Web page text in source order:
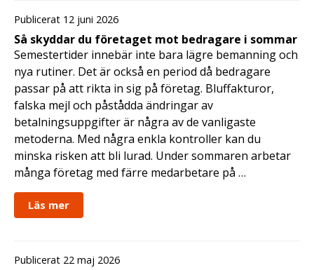
Publicerat 12 juni 2026
Så skyddar du företaget mot bedragare i sommar
Semestertider innebär inte bara lägre bemanning och
nya rutiner. Det är också en period då bedragare
passar på att rikta in sig på företag. Bluffakturor,
falska mejl och påstådda ändringar av
betalningsuppgifter är några av de vanligaste
metoderna. Med några enkla kontroller kan du
minska risken att bli lurad. Under sommaren arbetar
många företag med färre medarbetare på …
Läs mer
Publicerat 22 maj 2026